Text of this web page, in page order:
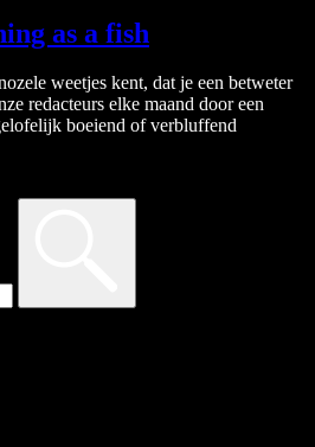
as a fish
weetjes kent, dat je een betweter
redacteurs elke maand door een
boeiend of verbluffend